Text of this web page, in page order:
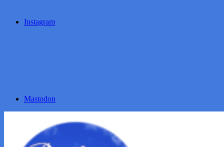
Instagram
Mastodon